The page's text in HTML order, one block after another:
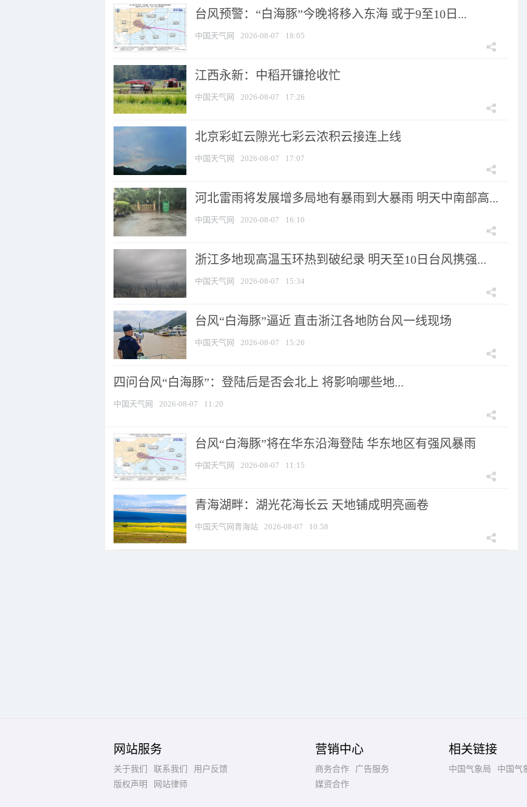
台风预警：“白海豚”今晚将移入东海 或于9至10日...
中国天气网 2026-08-07 18:05
江西永新：中稻开镰抢收忙
中国天气网 2026-08-07 17:26
北京彩虹云隙光七彩云浓积云接连上线
中国天气网 2026-08-07 17:07
河北雷雨将发展增多局地有暴雨到大暴雨 明天中南部高...
中国天气网 2026-08-07 16:10
浙江多地现高温玉环热到破纪录 明天至10日台风携强...
中国天气网 2026-08-07 15:34
台风“白海豚”逼近 直击浙江各地防台风一线现场
中国天气网 2026-08-07 15:26
四问台风“白海豚”：登陆后是否会北上 将影响哪些地...
中国天气网 2026-08-07 11:20
台风“白海豚”将在华东沿海登陆 华东地区有强风暴雨
中国天气网 2026-08-07 11:15
青海湖畔：湖光花海长云 天地铺成明亮画卷
中国天气网青海站 2026-08-07 10:58
网站服务
关于我们 联系我们
用户反馈
版权声明
网站律师
营销中心
商务合作
广告服务
媒资合作
相关链接
中国气象局 中国气